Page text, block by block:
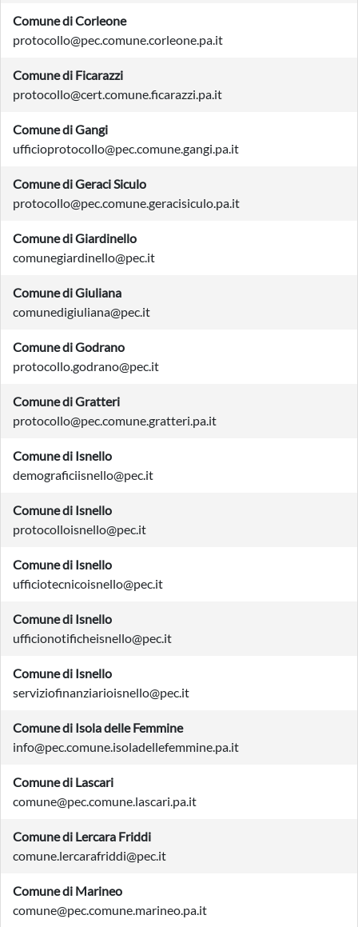
Comune di Corleone
protocollo@pec.comune.corleone.pa.it
Comune di Ficarazzi
protocollo@cert.comune.ficarazzi.pa.it
Comune di Gangi
ufficioprotocollo@pec.comune.gangi.pa.it
Comune di Geraci Siculo
protocollo@pec.comune.geracisiculo.pa.it
Comune di Giardinello
comunegiardinello@pec.it
Comune di Giuliana
comunedigiuliana@pec.it
Comune di Godrano
protocollo.godrano@pec.it
Comune di Gratteri
protocollo@pec.comune.gratteri.pa.it
Comune di Isnello
demograficiisnello@pec.it
Comune di Isnello
protocolloisnello@pec.it
Comune di Isnello
ufficiotecnicoisnello@pec.it
Comune di Isnello
ufficionotificheisnello@pec.it
Comune di Isnello
serviziofinanziarioisnello@pec.it
Comune di Isola delle Femmine
info@pec.comune.isoladellefemmine.pa.it
Comune di Lascari
comune@pec.comune.lascari.pa.it
Comune di Lercara Friddi
comune.lercarafriddi@pec.it
Comune di Marineo
comune@pec.comune.marineo.pa.it